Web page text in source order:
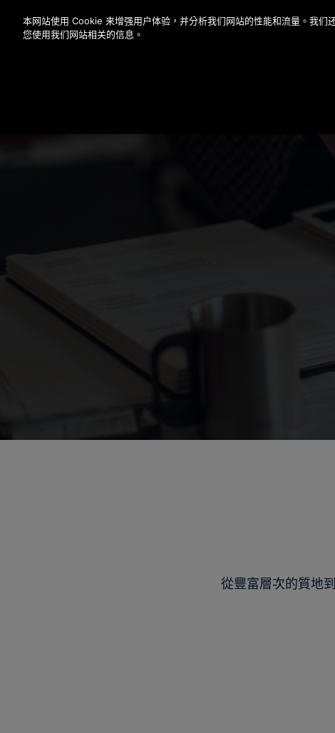
按 Enter 鍵跳至主要內容
從豐富層次的質地
本网站使用 Cookie 来增强用户体验，并分析我们网站的性能和流量。我们
您使用我们网站相关的信息。